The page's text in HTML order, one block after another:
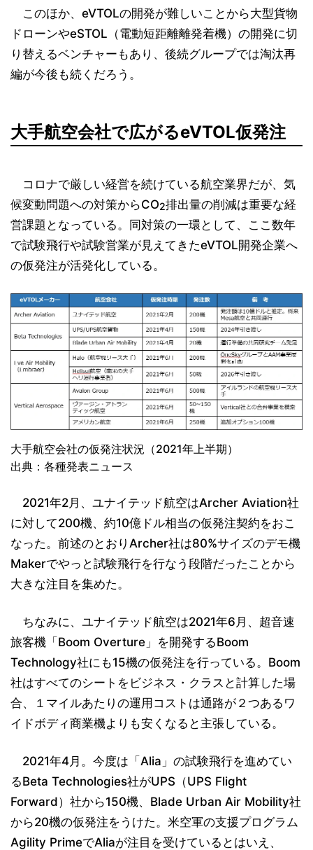
このほか、eVTOLの開発が難しいことから大型貨物
ドローンやeSTOL（電動短距離離発着機）の開発に切
り替えるベンチャーもあり、後続グループでは淘汰再
編が今後も続くだろう。
大手航空会社で広がるeVTOL仮発注
コロナで厳しい経営を続けている航空業界だが、気
候変動問題への対策からCO2排出量の削減は重要な経
営課題となっている。同対策の一環として、ここ数年
で試験飛行や試験営業が見えてきたeVTOL開発企業へ
の仮発注が活発化している。
大手航空会社の仮発注状況（2021年上半期）
出典：各種発表ニュース
2021年2月、ユナイテッド航空はArcher Aviation社
に対して200機、約10億ドル相当の仮発注契約をおこ
なった。前述のとおりArcher社は80%サイズのデモ機
Makerでやっと試験飛行を行なう段階だったことから
大きな注目を集めた。
ちなみに、ユナイテッド航空は2021年6月、超音速
旅客機「Boom Overture」を開発するBoom
Technology社にも15機の仮発注を行っている。Boom
社はすべてのシートをビジネス・クラスと計算した場
合、１マイルあたりの運用コストは通路が２つあるワ
イドボディ商業機よりも安くなると主張している。
2021年4月。今度は「Alia」の試験飛行を進めてい
るBeta Technologies社がUPS（UPS Flight
Forward）社から150機、Blade Urban Air Mobility社
から20機の仮発注をうけた。米空軍の支援プログラム
Agility PrimeでAliaが注目を受けているとはいえ、